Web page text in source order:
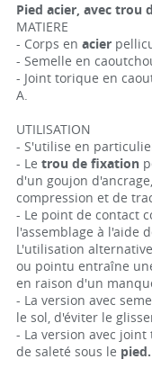
Pied acier, avec trou
MATIERE
- Corps en acier
- Semelle en
- Joint torique en
A.
UTILISATION
- S'utilise en
- Le trou de fixation
d'un goujon
compression et de
- Le point de contact
l'assemblage à l'aide
L'utilisation
ou pointu entraîne
en raison d'un
- La version avec
le sol, d'éviter le
- La version avec
de saleté sous le pied.